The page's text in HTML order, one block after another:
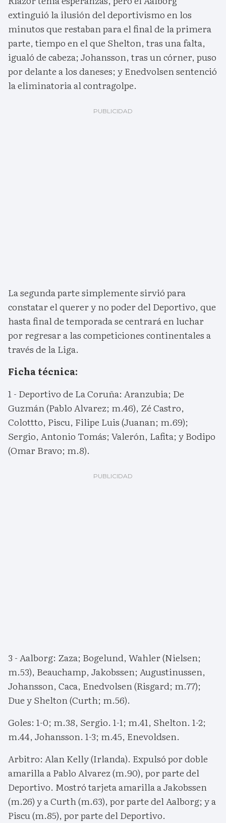
extinguió la ilusión del deportivismo en los
minutos que restaban para el final de la primera
parte, tiempo en el que Shelton, tras una falta,
igualó de cabeza; Johansson, tras un córner, puso
por delante a los daneses; y Enedvolsen sentenció
la eliminatoria al contragolpe.
La segunda parte simplemente sirvió para
constatar el querer y no poder del Deportivo, que
hasta final de temporada se centrará en luchar
por regresar a las competiciones continentales a
través de la Liga.
Ficha técnica:
1 - Deportivo de La Coruña: Aranzubia; De
Guzmán (Pablo Alvarez; m.46), Zé Castro,
Colottto, Piscu, Filipe Luis (Juanan; m.69);
Sergio, Antonio Tomás; Valerón, Lafita; y Bodipo
(Omar Bravo; m.8).
3 - Aalborg: Zaza; Bogelund, Wahler (Nielsen;
m.53), Beauchamp, Jakobssen; Augustinussen,
Johansson, Caca, Enedvolsen (Risgard; m.77);
Due y Shelton (Curth; m.56).
Goles: 1-0; m.38, Sergio. 1-1; m.41, Shelton. 1-2;
m.44, Johansson. 1-3; m.45, Enevoldsen.
Arbitro: Alan Kelly (Irlanda). Expulsó por doble
amarilla a Pablo Alvarez (m.90), por parte del
Deportivo. Mostró tarjeta amarilla a Jakobssen
(m.26) y a Curth (m.63), por parte del Aalborg; y a
Piscu (m.85), por parte del Deportivo.